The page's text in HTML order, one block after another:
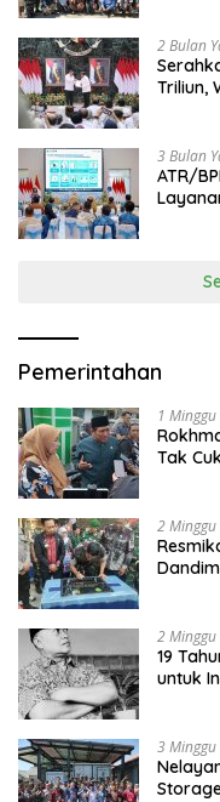
2 Bulan
Triliun,
3 Bulan
ATR/
Pemerintahan
1
Tak
2 Minggu
2 Minggu
19
untuk
3 Minggu